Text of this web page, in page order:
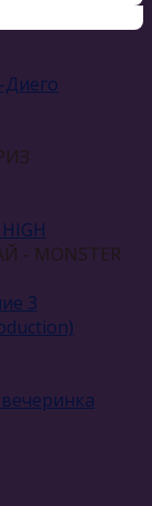
Диего
- MONSTER
3